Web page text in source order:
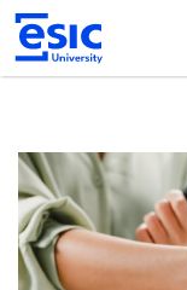
Pasar
contenido